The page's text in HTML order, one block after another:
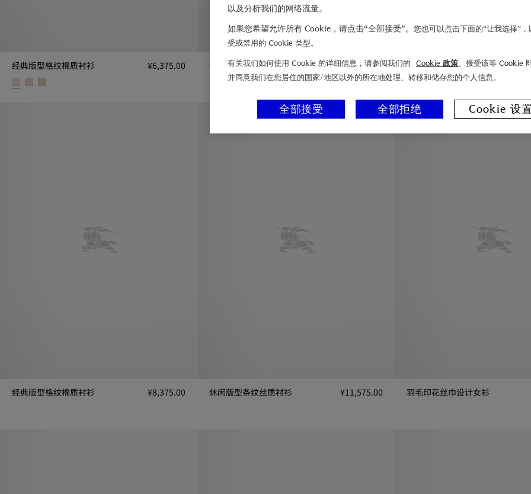
经典版型格纹棉质衬衫 ¥6,375.00 休闲版型格纹棉质衬衫
¥6,375.00
休闲版型格纹棉质衬衫, ¥6,375.00
经典版型褶饰棉府绸衬衫
经典版型褶饰棉府绸衬衫,
经典版型格纹棉质衬衫
¥8,375.00
休闲版型条纹丝质衬衫
¥11,575.00
Quentin Blake Capsule
羽毛印花丝巾设计女衫
以及分析我们的网络流量。
如果您希望允许所有 Cookie，请点击“全部接受”。 您也可以点击下面的“让我选择”
受或禁用的 Cookie 类型。
有关我们如何使用 Cookie 的详细信息，请参阅我们的 Cookie 政策。接受该等 Cookie
并同意我们在您居住的国家/地区以外的所在地处理、转移和储存您的个人信息。
全部拒绝
全部接受 Cookie 设